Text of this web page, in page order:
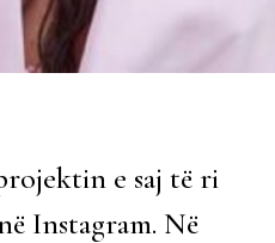
e saj të ri
Instagram. Në